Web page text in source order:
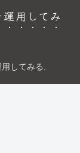
用してみ
してみる.